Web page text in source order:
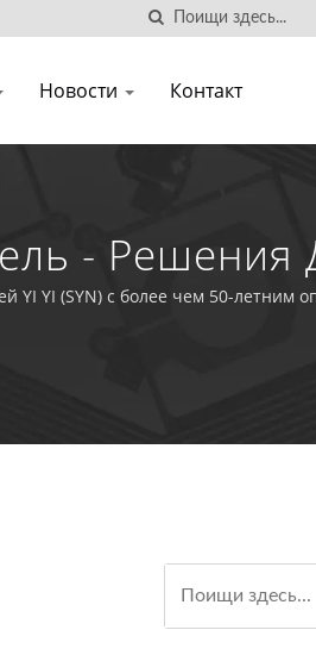
Новости Контакт
- Решения
YI (SYN) с более чем 50-летним